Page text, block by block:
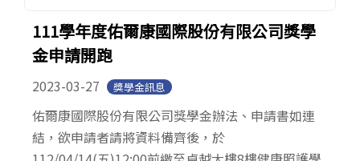
111學年度佑爾康國際股份有限公司獎學
金申請開跑
2023-03-27 獎學金訊息
佑爾康國際股份有限公司獎學金辦法、申請書如連
結，欲申請者請將資料備齊後，於